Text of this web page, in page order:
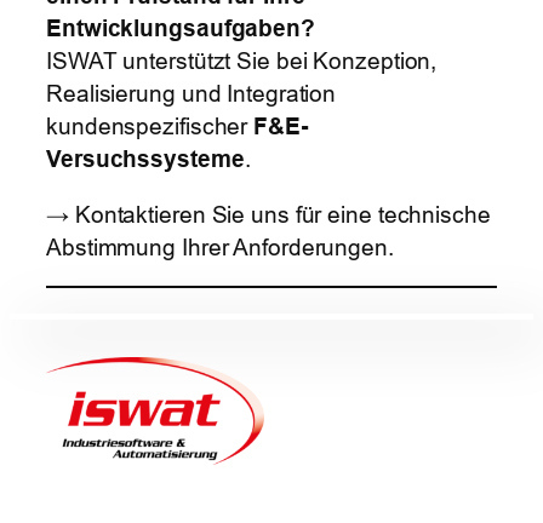
Entwicklungsaufgaben?
ISWAT unterstützt Sie bei Konzeption,
Realisierung und Integration
kundenspezifischer F&E-
Versuchssysteme.
→ Kontaktieren Sie uns für eine technische
Abstimmung Ihrer Anforderungen.